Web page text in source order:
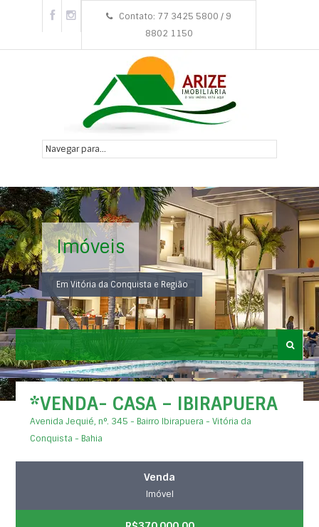
Contato: 77 3425 5800 / 9
8802 1150
Imóveis
Em Vitória da Conquista e Região
*VENDA- CASA – IBIRAPUERA
Avenida Jequié, n°. 345 - Bairro Ibirapuera - Vitória da
Conquista - Bahia
Venda
Imóvel